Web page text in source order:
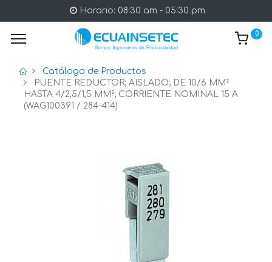
Horario: 08:30 am - 05:30 pm
0
Catálogo de Productos
PUENTE REDUCTOR; AISLADO; DE 10/6 MM²
HASTA 4/2,5/1,5 MM²; CORRIENTE NOMINAL 15 A
(WAG100391 / 284-414)